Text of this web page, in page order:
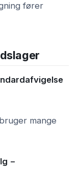
fører
mange
−